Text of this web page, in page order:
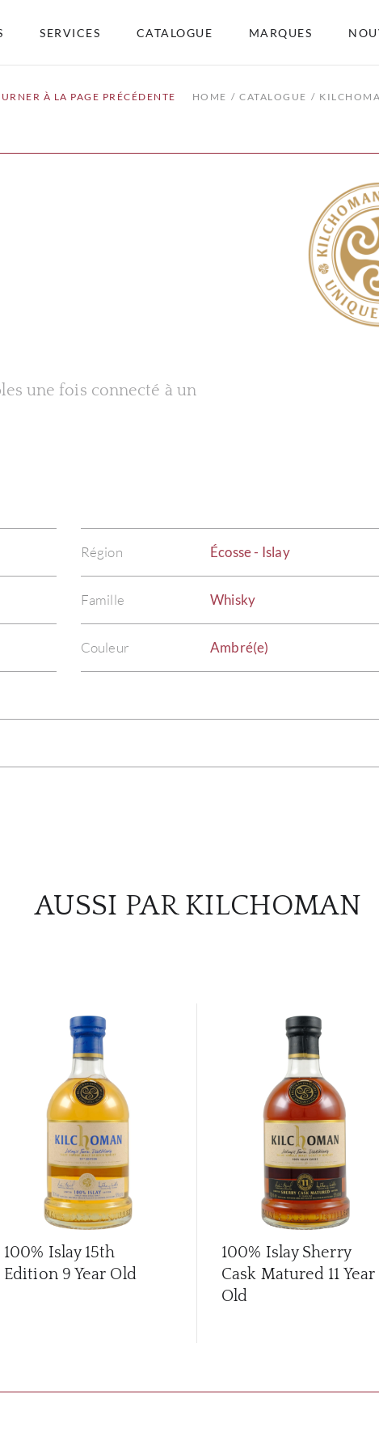
SERVICES CATALOGUE MARQUES
À LA PAGE PRÉCÉDENTE HOME CATALOGUE
une fois connecté à un
Région Écosse - Islay
Famille Whisky
Couleur Ambré(e)
AUSSI PAR KILCHOMAN
100% Islay 15th
Edition 9 Year Old
100% Islay Sherry
Cask Matured 11 Year
Old